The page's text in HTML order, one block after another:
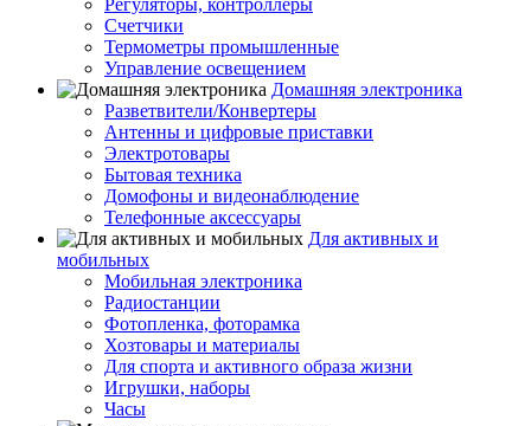
Регуляторы, контроллеры
Счетчики
Термометры промышленные
Управление освещением
Домашняя электроника
Разветвители/Конвертеры
Антенны и цифровые приставки
Электротовары
Бытовая техника
Домофоны и видеонаблюдение
Телефонные аксессуары
Для активных и
мобильных
Мобильная электроника
Радиостанции
Фотопленка, фоторамка
Хозтовары и материалы
Для спорта и активного образа жизни
Игрушки, наборы
Часы